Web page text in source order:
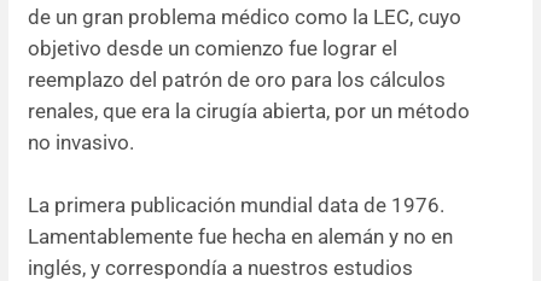
de un gran problema médico como la LEC, cuyo
objetivo desde un comienzo fue lograr el
reemplazo del patrón de oro para los cálculos
renales, que era la cirugía abierta, por un método
no invasivo.
La primera publicación mundial data de 1976.
Lamentablemente fue hecha en alemán y no en
inglés, y correspondía a nuestros estudios